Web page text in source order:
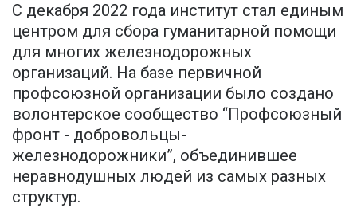
С декабря 2022 года институт стал единым
центром для сбора гуманитарной помощи
для многих железнодорожных
организаций. На базе первичной
профсоюзной организации было создано
волонтерское сообщество “Профсоюзный
фронт - добровольцы-
железнодорожники”, объединившее
неравнодушных людей из самых разных
структур.